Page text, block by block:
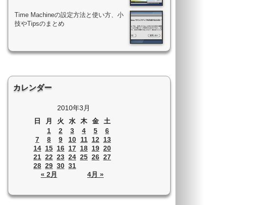
Time Machineの設定方法と使い方、小
技やTipsのまとめ
カレンダー
2010年3月
日
月 火 水 木 金 土
« 2月 4月 »
1 2 3 4 5
6
7
8 9 10 11 12 13
14 15 16 17 18 19 20
21 22 23 24 25 26 27
28 29 30 31